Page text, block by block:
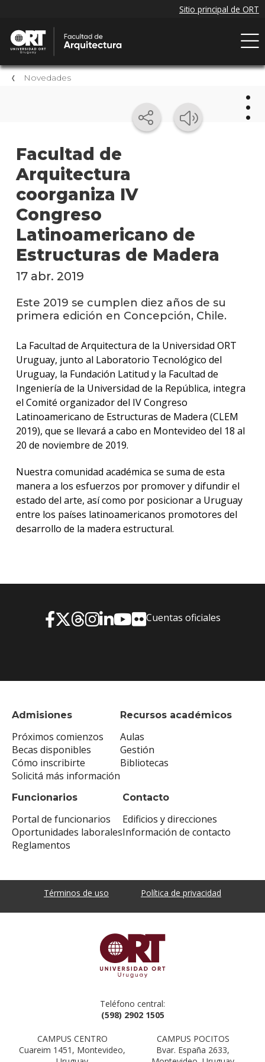
Novedades
Facultad de
Arquitectura
coorganiza IV
Congreso
Latinoamericano de
Estructuras de Madera
en
17 abr. 2019
Este 2019 se cumplen diez años de su
primera edición en Concepción, Chile.
La Facultad de Arquitectura de la Universidad ORT
Uruguay, junto al Laboratorio Tecnológico del
Uruguay, la Fundación Latitud y la Facultad de
Ingeniería de la Universidad de la República, integra
el Comité organizador del IV Congreso
Latinoamericano de Estructuras de Madera (CLEM
2019), que se llevará a cabo en Montevideo del 18 al
20 de noviembre de 2019.
Nuestra comunidad académica se suma de esta
manera a los esfuerzos por promover y difundir el
estado del arte, así como por posicionar a Uruguay
entre los países latinoamericanos promotores del
desarrollo de la madera estructural.
Admisiones
Próximos comienzos
Becas disponibles
Cómo inscribirte
Solicitá más información
Recursos académicos
Aulas
Gestión
Bibliotecas
Funcionarios
Portal de funcionarios
Oportunidades laborales
Reglamentos
Contacto
Edificios y direcciones
Información de contacto
Cuentas oficiales
Términos de uso Política de privacidad
Teléfono central:
(598) 2902 1505
CAMPUS CENTRO
Cuareim 1451, Montevideo,
CAMPUS POCITOS
Bvar. España 2633,